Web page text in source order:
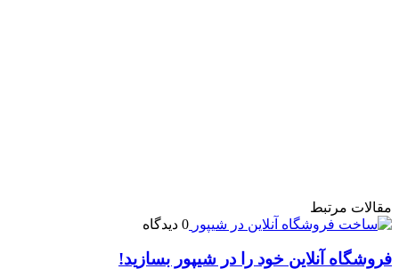
مقالات مرتبط
0 دیدگاه
فروشگاه آنلاین خود را در شیپور بسازید!